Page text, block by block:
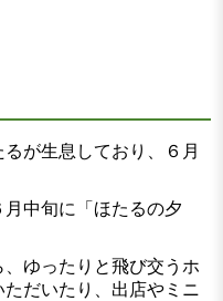
が生息しており、６月
中旬に「ほたるの夕
、ゆったりと飛び交うホ
だいたり、出店やミニ